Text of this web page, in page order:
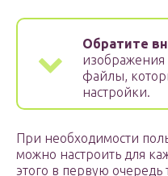
Обратите
файлы,
настройки.
При необходимости
можно настроить для
этого в первую очередь